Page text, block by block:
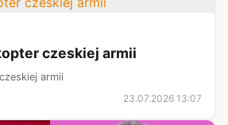
czeskiej armii
armii
23.07.2026 13:07